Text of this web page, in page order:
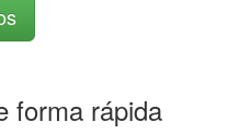
forma rápida